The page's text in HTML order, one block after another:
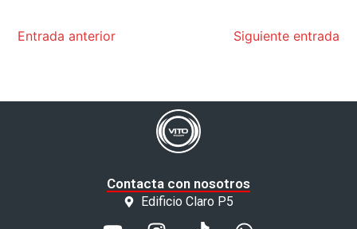
Entrada anterior Siguiente entrada
Contacta con nosotros
Edificio Claro P5